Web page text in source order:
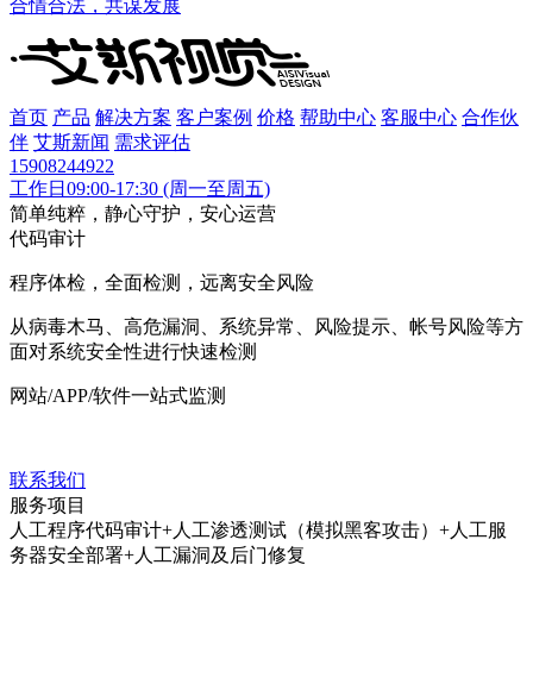
合情合法，共谋发展
首页 产品 解决方案 客户案例 价格 帮助中心 客服中心 合作伙
伴 艾斯新闻 需求评估
15908244922
工作日09:00-17:30 (周一至周五)
简单纯粹，静心守护，安心运营
代码审计
程序体检，全面检测，远离安全风险
从病毒木马、高危漏洞、系统异常、风险提示、帐号风险等方
面对系统安全性进行快速检测
网站/APP/软件一站式监测
联系我们
服务项目
人工程序代码审计+人工渗透测试（模拟黑客攻击）+人工服
务器安全部署+人工漏洞及后门修复